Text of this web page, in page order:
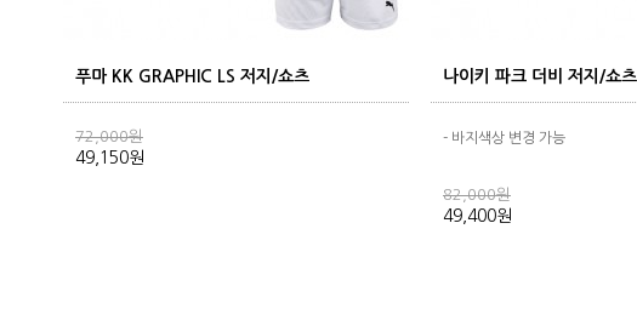
푸마 KK GRAPHIC LS 저지/쇼츠
72,000원
49,150원
나이키 파크 더비 저지/쇼츠
- 바지색상 변경 가능
82,000원
49,400원